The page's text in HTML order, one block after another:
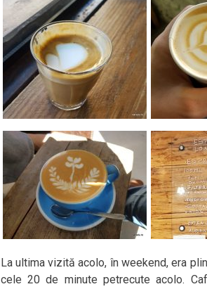
La ultima vizită acolo, în weekend, era
cele 20 de minute petrecute acolo.